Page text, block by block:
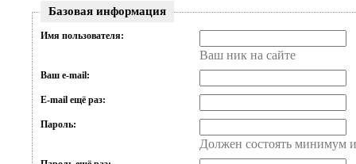
Базовая информация
Имя пользователя:
Ваш ник на сайте
Ваш e-mail:
E-mail ещё раз:
Пароль:
Должен состоять минимум